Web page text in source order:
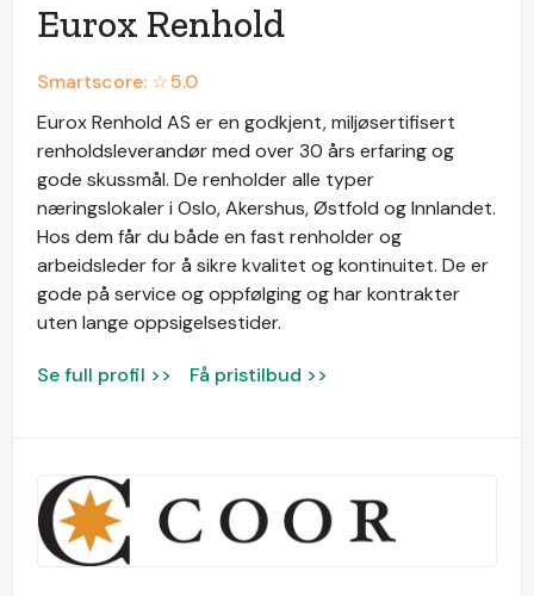
Eurox Renhold
Smartscore: ☆5.0
Eurox Renhold AS er en godkjent, miljøsertifisert
renholdsleverandør med over 30 års erfaring og
gode skussmål. De renholder alle typer
næringslokaler i Oslo, Akershus, Østfold og Innlandet.
Hos dem får du både en fast renholder og
arbeidsleder for å sikre kvalitet og kontinuitet. De er
gode på service og oppfølging og har kontrakter
uten lange oppsigelsestider.
Se full profil >> Få pristilbud >>